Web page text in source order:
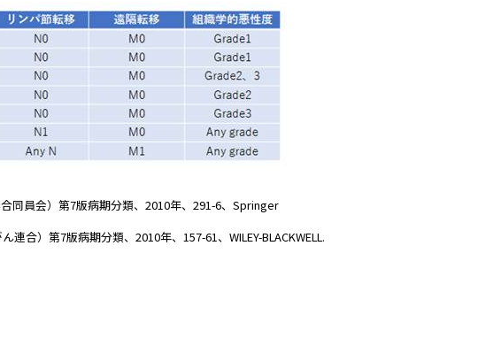
員会）第7版病期分類、2010年、291-6、Springer
合）第7版病期分類、2010年、157-61、WILEY-BLACKWELL.